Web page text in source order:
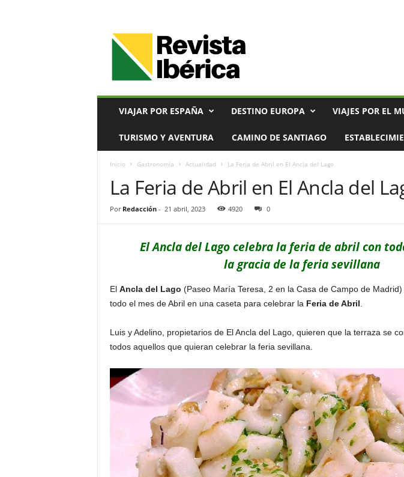
VIAJAR POR ESPAÑA DESTINO EUROPA VIAJES POR EL
TURISMO Y AVENTURA CAMINO DE SANTIAGO
Inicio Gastronomía Actualidad La Feria de Abril en El Ancla del Lago
La Feria de Abril en El Ancla del
Por Redacción- 21 abril, 2023 4920 0
El Ancla del Lago celebra la feria de abril con
la gracia de la feria sevillana
El Ancla del Lago (Paseo María Teresa, 2 en la Casa de Campo de
todo el mes de Abril en una caseta para celebrar la Feria de Abril
Luis y Adelino, propietarios de El Ancla del Lago, quieren que la terraza se
todos aquellos que quieran celebrar la feria sevillana.